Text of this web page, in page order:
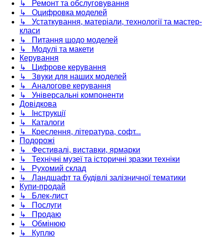
↳ Ремонт та обслуговування
↳ Оцифровка моделей
↳ Устаткування, матеріали, технології та мастер-
класи
↳ Питання щодо моделей
↳ Модулі та макети
Керування
↳ Цифрове керування
↳ Звуки для наших моделей
↳ Аналогове керування
↳ Універсальні компоненти
Довідкова
↳ Інструкції
↳ Каталоги
↳ Креслення, література, софт...
Подорожі
↳ Фестивалі, виставки, ярмарки
↳ Технічні музеї та історичні зразки техніки
↳ Рухомий склад
↳ Ландшафт та будівлі залізничної тематики
Купи-продай
↳ Блек-лист
↳ Послуги
↳ Продаю
↳ Обмінюю
↳ Куплю